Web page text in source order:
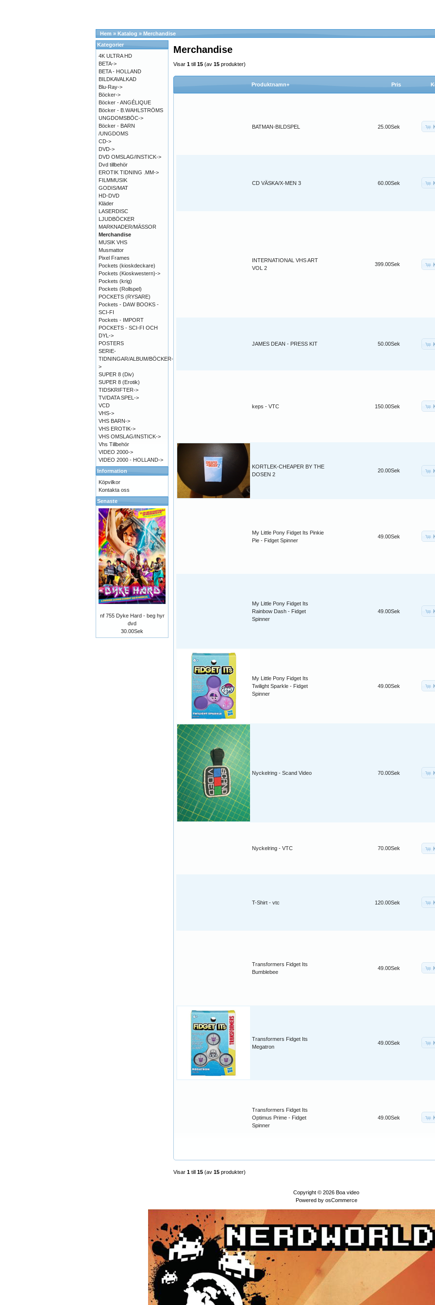
Hem » Katalog » Merchandise
Merchandise
Visar 1 till 15 (av 15 produkter)
Produktnamn+ Pris
BATMAN-BILDSPEL 25.00Sek
CD VÄSKA/X-MEN 3 60.00Sek
INTERNATIONAL VHS ART
VOL 2
399.00Sek
JAMES DEAN - PRESS KIT 50.00Sek
keps - VTC 150.00Sek
KORTLEK-CHEAPER BY THE
DOSEN 2
20.00Sek
My Little Pony Fidget Its Pinkie
Pie - Fidget Spinner
49.00Sek
My Little Pony Fidget Its
Rainbow Dash - Fidget
Spinner
49.00Sek
My Little Pony Fidget Its
Twilight Sparkle - Fidget
Spinner
49.00Sek
Nyckelring - Scand Video 70.00Sek
Nyckelring - VTC 70.00Sek
T-Shirt - vtc 120.00Sek
Transformers Fidget Its
Bumblebee
49.00Sek
Transformers Fidget Its
Megatron
49.00Sek
Transformers Fidget Its
Optimus Prime - Fidget
Spinner
49.00Sek
Visar 1 till 15 (av 15 produkter)
Kategorier
4K ULTRA HD
BETA->
BETA - HOLLAND
BILDKAVALKAD
Blu-Ray->
Böcker->
Böcker - ANGÉLIQUE
Böcker - B.WAHLSTRÖMS
UNGDOMSBÖC->
Böcker - BARN
/UNGDOMS
CD->
DVD->
DVD OMSLAG/INSTICK->
Dvd tillbehör
EROTIK TIDNING .MM->
FILMMUSIK
GODIS/MAT
HD-DVD
Kläder
LASERDISC
LJUDBÖCKER
MARKNADER/MÄSSOR
Merchandise
MUSIK VHS
Musmattor
Pixel Frames
Pockets (kioskdeckare)
Pockets (Kioskwestern)->
Pockets (krig)
Pockets (Rollspel)
POCKETS (RYSARE)
Pockets - DAW BOOKS -
SCI-FI
Pockets - IMPORT
POCKETS - SCI-FI OCH
DYL->
POSTERS
SERIE-
TIDNINGAR/ALBUM/BÖCKER-
>
SUPER 8 (Div)
SUPER 8 (Erotik)
TIDSKRIFTER->
TV/DATA SPEL->
VCD
VHS->
VHS BARN->
VHS EROTIK->
VHS OMSLAG/INSTICK->
Vhs Tillbehör
VIDEO 2000->
VIDEO 2000 - HOLLAND->
Information
Köpvilkor
Kontakta oss
Senaste
nf 755 Dyke Hard - beg hyr
dvd
30.00Sek
Copyright © 2026 Boa video
Powered by osCommerce